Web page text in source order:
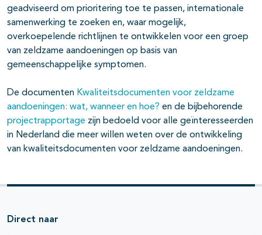
geadviseerd om prioritering toe te passen, internationale
samenwerking te zoeken en, waar mogelijk,
overkoepelende richtlijnen te ontwikkelen voor een groep
van zeldzame aandoeningen op basis van
gemeenschappelijke symptomen.
De documenten Kwaliteitsdocumenten voor zeldzame
aandoeningen: wat, wanneer en hoe? en de bijbehorende
projectrapportage zijn bedoeld voor alle geïnteresseerden
in Nederland die meer willen weten over de ontwikkeling
van kwaliteitsdocumenten voor zeldzame aandoeningen.
Direct naar